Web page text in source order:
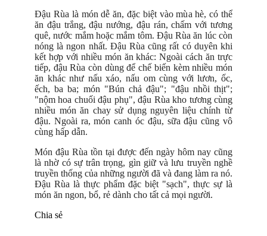
Đậu Rùa là món dễ ăn, đặc biệt vào mùa hè, có thể
ăn đậu trắng, đậu nướng, đậu rán, chấm với tương
quê, nước mắm hoặc mắm tôm. Đậu Rùa ăn lúc còn
nóng là ngon nhất. Đậu Rùa cũng rất có duyên khi
kết hợp với nhiều món ăn khác: Ngoài cách ăn trực
tiếp, đậu Rùa còn dùng để chế biến kèm nhiều món
ăn khác như nấu xáo, nấu om cùng với lươn, ốc,
ếch, ba ba; món "Bún chả đậu"; "đậu nhồi thịt";
"nộm hoa chuối đậu phụ", đậu Rùa kho tương cùng
nhiều món ăn chay sử dụng nguyên liệu chính từ
đậu. Ngoài ra, món canh óc đậu, sữa đậu cũng vô
cùng hấp dẫn.
Món đậu Rùa tồn tại được đến ngày hôm nay cũng
là nhờ có sự trân trọng, gìn giữ và lưu truyền nghề
truyền thống của những người đã và đang làm ra nó.
Đậu Rùa là thực phẩm đặc biệt "sạch", thực sự là
món ăn ngon, bổ, rẻ dành cho tất cả mọi người.
Chia sẻ